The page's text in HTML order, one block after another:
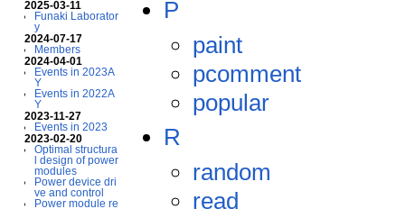
2025-03-11
Funaki Laborator
y
2024-07-17
Members
2024-04-01
Events in 2023A
Y
Events in 2022A
Y
2023-11-27
Events in 2023
2023-02-20
Optimal structura
l design of power
modules
Power device dri
ve and control
Power module re
P
paint
pcomment
popular
R
random
read